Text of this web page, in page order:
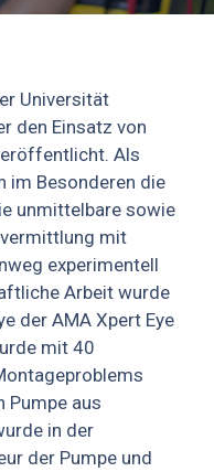
Universität
den Einsatz von
Als
im Besonderen die
unmittelbare sowie
mit
experimentell
Arbeit wurde
der AMA Xpert Eye
mit 40
Pumpe aus
in der
der Pumpe und